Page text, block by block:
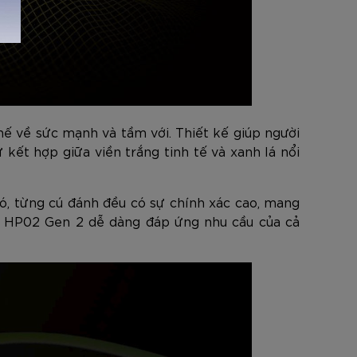
về sức mạnh và tầm với. Thiết kế giúp người
kết hợp giữa viền trắng tinh tế và xanh lá nổi
từng cú đánh đều có sự chính xác cao, mang
Gen 2 dễ dàng đáp ứng nhu cầu của cả